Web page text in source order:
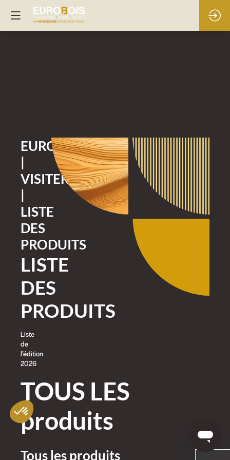
EUROBOIS
|
VISITER
|
LISTE
DES
PRODUITS
LISTE
DES
PRODUITS
Liste
de
l’édition
2026
TOUS LES
produits
Tous les produits